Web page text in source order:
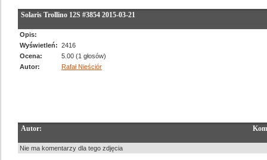
Solaris Trollino 12S #3854 2015-03-21
Opis:
Wyświetleń: 2416
Ocena:
5.00 (1 głosów)
Autor:
Rafał Nieściór
Autor:
Nie ma komentarzy dla tego zdjęcia